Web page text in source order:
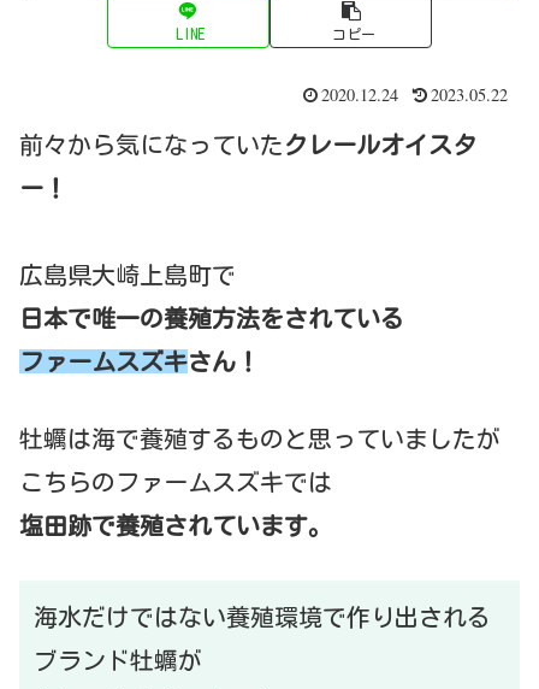
LINE コピー
2020.12.24 2023.05.22
前々から気になっていた クレールオイスタ
ー！
広島県大崎上島町で
日本で唯一の養殖方法をされている
ファームスズキさん！
牡蠣は海で養殖するものと思っていましたが
こちらのファームスズキでは
塩田跡で養殖されています。
海水だけではない養殖環境で作り出される
ブランド牡蠣が